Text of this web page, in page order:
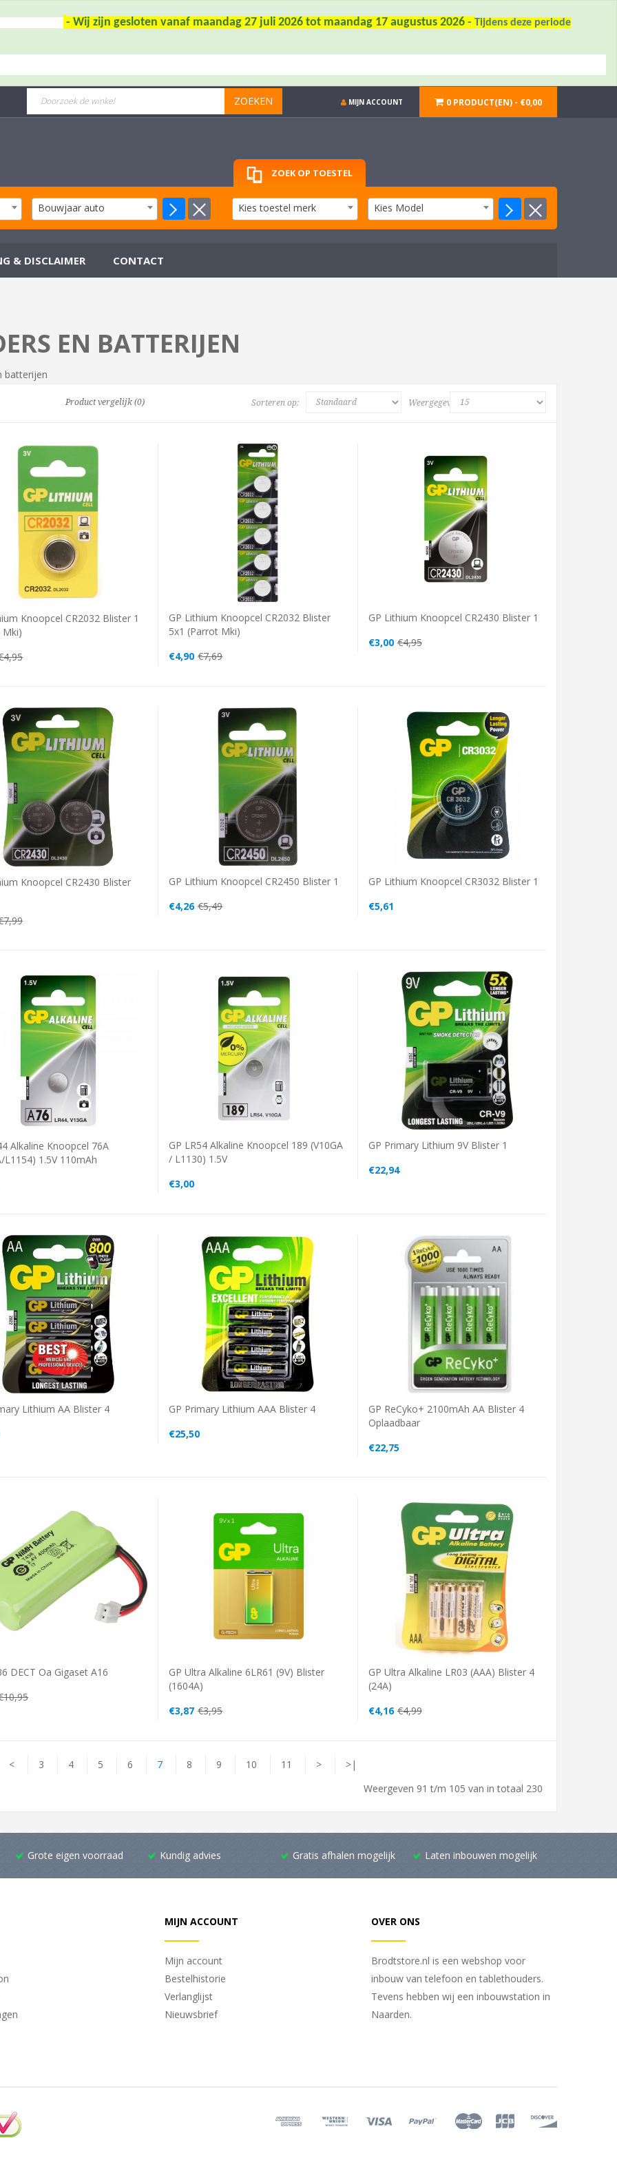
- Wij zijn gesloten vanaf maandag 27 juli 2026 tot maandag 17 augustus 2026 - Tijdens deze periode
ZOEKEN MIJN ACCOUNT 0 PRODUCT(EN) - €0,00
Bouwjaar auto
ZOEK OP TOESTEL
Kies toestel merk Kies Model
& DISCLAIMER CONTACT
EN BATTERIJEN
batterijen
Product vergelijk (0) Sorteren op: Weergegeven:
Knoopcel CR2032 Blister 1
GP Lithium Knoopcel CR2032 Blister
5x1 (parrot Mki)
€4,90 €7,69
GP Lithium Knoopcel CR2430 Blister 1
€3,00 €4,95
Knoopcel CR2430 Blister
GP Lithium Knoopcel CR2450 Blister 1
€4,26 €5,49
GP Lithium Knoopcel CR3032 Blister 1
€5,61
Alkaline Knoopcel 76A
L1154) 1.5V 110mAh
GP LR54 Alkaline Knoopcel 189 (V10GA
/ L1130) 1.5V
€3,00
GP Primary Lithium 9V Blister 1
€22,94
Lithium AA Blister 4
GP Primary Lithium AAA Blister 4
€25,50
GP ReCyko+ 2100mAh AA Blister 4
Oplaadbaar
€22,75
DECT Oa Gigaset A16
GP Ultra Alkaline 6LR61 (9V) Blister
(1604A)
€3,87 €3,95
GP Ultra Alkaline LR03 (AAA) Blister 4
(24A)
€4,16 €4,99
< 3 4 5 6 7 8 9 10 11 >
>|
Weergeven 91 t/m 105 van in totaal 230
Grote eigen voorraad Kundig advies Gratis afhalen mogelijk Laten inbouwen mogelijk
MIJN ACCOUNT
Mijn account
Bestelhistorie
Verlanglijst
Nieuwsbrief
OVER ONS
Brodtstore.nl is een webshop voor
inbouw van telefoon en tablethouders.
Tevens hebben wij een inbouwstation in
Naarden.